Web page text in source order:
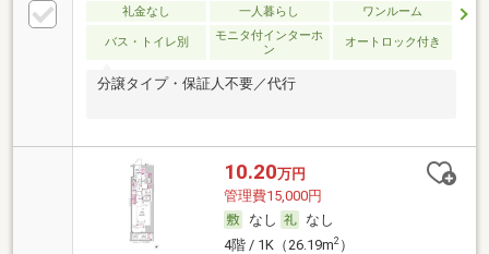
礼金なし 一人暮らし ワンルーム
バス・トイレ別
モニタ付インターホ
ン
オートロック付き
分譲タイプ・保証人不要／代行
10.20万円
管理費15,000円
なし
なし
4階 / 1K（26.19m2）